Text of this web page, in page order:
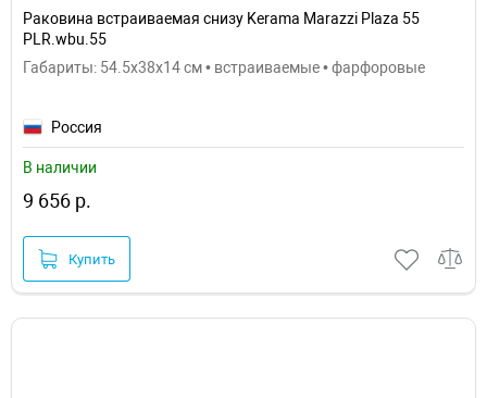
Раковина встраиваемая снизу Kerama Marazzi Plaza 55
PLR.wbu.55
Габариты: 54.5x38x14 см • встраиваемые • фарфоровые
Россия
В наличии
9 656 р.
Купить